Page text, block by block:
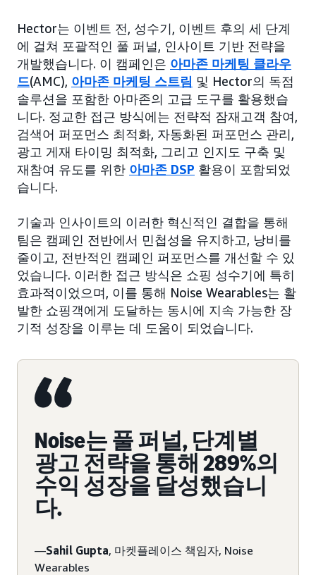
Hector는 이벤트 전, 성수기, 이벤트 후의 세 단계
에 걸쳐 포괄적인 풀 퍼널, 인사이트 기반 전략을
개발했습니다. 이 캠페인은 아마존 마케팅 클라우
드(AMC), 아마존 마케팅 스트림 및 Hector의 독점
솔루션을 포함한 아마존의 고급 도구를 활용했습
니다. 정교한 접근 방식에는 전략적 잠재고객 참여,
검색어 퍼포먼스 최적화, 자동화된 퍼포먼스 관리,
광고 게재 타이밍 최적화, 그리고 인지도 구축 및
재참여 유도를 위한 아마존 DSP 활용이 포함되었
습니다.
기술과 인사이트의 이러한 혁신적인 결합을 통해
팀은 캠페인 전반에서 민첩성을 유지하고, 낭비를
줄이고, 전반적인 캠페인 퍼포먼스를 개선할 수 있
었습니다. 이러한 접근 방식은 쇼핑 성수기에 특히
효과적이었으며, 이를 통해 Noise Wearables는 활
발한 쇼핑객에게 도달하는 동시에 지속 가능한 장
기적 성장을 이루는 데 도움이 되었습니다.
Noise는 풀 퍼널, 단계별
광고 전략을 통해 289%의
수익 성장을 달성했습니
다.
—Sahil Gupta, 마켓플레이스 책임자, Noise
Wearables